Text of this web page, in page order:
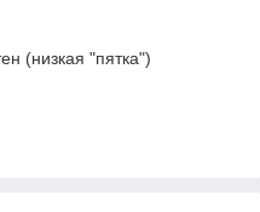
(низкая "пятка")